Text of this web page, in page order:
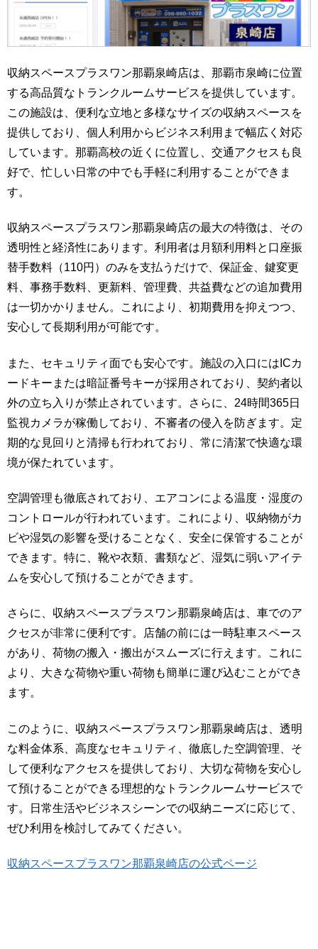
収納スペースプラスワン那覇泉崎店は、那覇市泉崎に位置
する高品質なトランクルームサービスを提供しています。
この施設は、便利な立地と多様なサイズの収納スペースを
提供しており、個人利用からビジネス利用まで幅広く対応
しています。那覇高校の近くに位置し、交通アクセスも良
好で、忙しい日常の中でも手軽に利用することができま
す。
収納スペースプラスワン那覇泉崎店の最大の特徴は、その
透明性と経済性にあります。利用者は月額利用料と口座振
替手数料（110円）のみを支払うだけで、保証金、鍵変更
料、事務手数料、更新料、管理費、共益費などの追加費用
は一切かかりません。これにより、初期費用を抑えつつ、
安心して長期利用が可能です。
また、セキュリティ面でも安心です。施設の入口にはICカ
ードキーまたは暗証番号キーが採用されており、契約者以
外の立ち入りが禁止されています。さらに、24時間365日
監視カメラが稼働しており、不審者の侵入を防ぎます。定
期的な見回りと清掃も行われており、常に清潔で快適な環
境が保たれています。
空調管理も徹底されており、エアコンによる温度・湿度の
コントロールが行われています。これにより、収納物がカ
ビや湿気の影響を受けることなく、安全に保管することが
できます。特に、靴や衣類、書類など、湿気に弱いアイテ
ムを安心して預けることができます。
さらに、収納スペースプラスワン那覇泉崎店は、車でのア
クセスが非常に便利です。店舗の前には一時駐車スペース
があり、荷物の搬入・搬出がスムーズに行えます。これに
より、大きな荷物や重い荷物も簡単に運び込むことができ
ます。
このように、収納スペースプラスワン那覇泉崎店は、透明
な料金体系、高度なセキュリティ、徹底した空調管理、そ
して便利なアクセスを提供しており、大切な荷物を安心し
て預けることができる理想的なトランクルームサービスで
す。日常生活やビジネスシーンでの収納ニーズに応じて、
ぜひ利用を検討してみてください。
収納スペースプラスワン那覇泉崎店の公式ページ